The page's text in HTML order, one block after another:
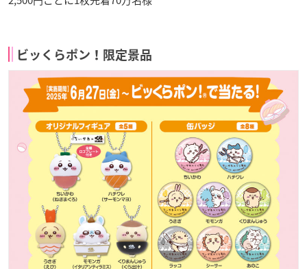
ビッくらポン！限定景品